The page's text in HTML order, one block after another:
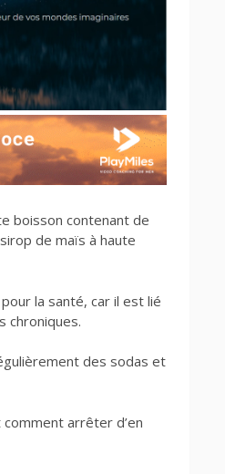
boisson contenant de
de maïs à haute
la santé, car il est lié
chroniques.
des sodas et
arrêter d’en